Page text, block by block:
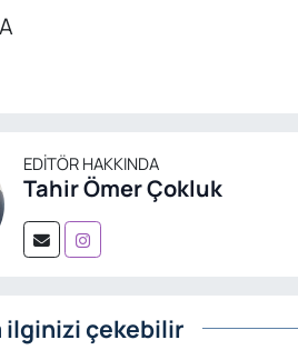
EDITÖR HAKKINDA
Tahir Ömer Çokluk
ilginizi çekebilir